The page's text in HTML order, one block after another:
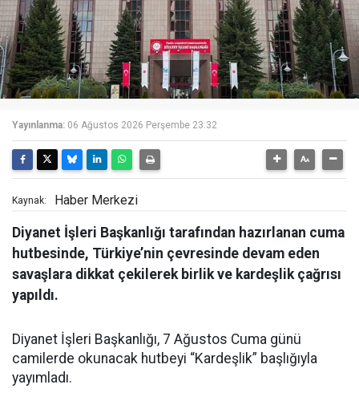
Yayınlanma: 06 Ağustos 2026 Perşembe 23:32
Kaynak: Haber Merkezi
Diyanet İşleri Başkanlığı tarafından hazırlanan cuma
hutbesinde, Türkiye’nin çevresinde devam eden
savaşlara dikkat çekilerek birlik ve kardeşlik çağrısı
yapıldı.
Diyanet İşleri Başkanlığı, 7 Ağustos Cuma günü
camilerde okunacak hutbeyi “Kardeşlik” başlığıyla
yayımladı.